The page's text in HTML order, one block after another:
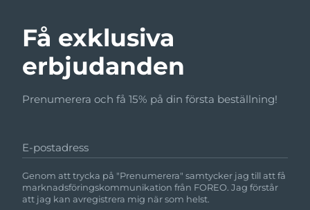
Få exklusiva
erbjudanden
Prenumerera och få 15% på din första beställning!
E-postadress
Genom att trycka på "Prenumerera" samtycker jag till att få
marknadsföringskommunikation från FOREO. Jag förstår
att jag kan avregistrera mig när som helst.